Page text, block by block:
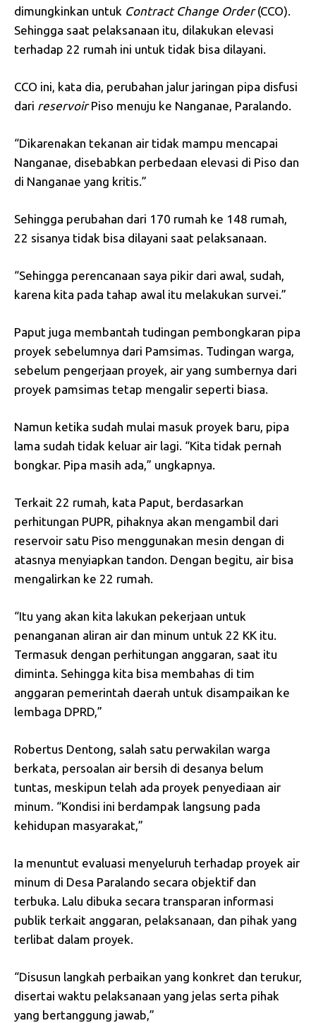
dimungkinkan untuk Contract Change Order(CCO).
Sehingga saat pelaksanaan itu, dilakukan elevasi
terhadap 22 rumah ini untuk tidak bisa dilayani.
CCO ini, kata dia, perubahan jalur jaringan pipa disfusi
dari reservoirPiso menuju ke Nanganae, Paralando.
“Dikarenakan tekanan air tidak mampu mencapai
Nanganae, disebabkan perbedaan elevasi di Piso dan
di Nanganae yang kritis.”
Sehingga perubahan dari 170 rumah ke 148 rumah,
22 sisanya tidak bisa dilayani saat pelaksanaan.
“Sehingga perencanaan saya pikir dari awal, sudah,
karena kita pada tahap awal itu melakukan survei.”
Paput juga membantah tudingan pembongkaran pipa
proyek sebelumnya dari Pamsimas. Tudingan warga,
sebelum pengerjaan proyek, air yang sumbernya dari
proyek pamsimas tetap mengalir seperti biasa.
Namun ketika sudah mulai masuk proyek baru, pipa
lama sudah tidak keluar air lagi. “Kita tidak pernah
bongkar. Pipa masih ada,” ungkapnya.
Terkait 22 rumah, kata Paput, berdasarkan
perhitungan PUPR, pihaknya akan mengambil dari
reservoir satu Piso menggunakan mesin dengan di
atasnya menyiapkan tandon. Dengan begitu, air bisa
mengalirkan ke 22 rumah.
“Itu yang akan kita lakukan pekerjaan untuk
penanganan aliran air dan minum untuk 22 KK itu.
Termasuk dengan perhitungan anggaran, saat itu
diminta. Sehingga kita bisa membahas di tim
anggaran pemerintah daerah untuk disampaikan ke
lembaga DPRD,”
Robertus Dentong, salah satu perwakilan warga
berkata, persoalan air bersih di desanya belum
tuntas, meskipun telah ada proyek penyediaan air
minum. “Kondisi ini berdampak langsung pada
kehidupan masyarakat,”
Ia menuntut evaluasi menyeluruh terhadap proyek air
minum di Desa Paralando secara objektif dan
terbuka. Lalu dibuka secara transparan informasi
publik terkait anggaran, pelaksanaan, dan pihak yang
terlibat dalam proyek.
“Disusun langkah perbaikan yang konkret dan terukur,
disertai waktu pelaksanaan yang jelas serta pihak
yang bertanggung jawab,”